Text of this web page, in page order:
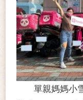
單親媽媽小雪